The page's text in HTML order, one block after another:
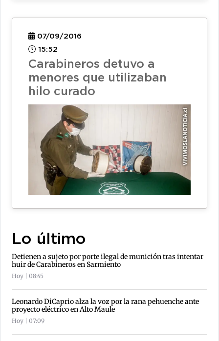
07/09/2016
15:52
Carabineros detuvo a
menores que utilizaban
hilo curado
Lo último
Detienen a sujeto por porte ilegal de munición tras intentar
huir de Carabineros en Sarmiento
Hoy | 08:45
Leonardo DiCaprio alza la voz por la rana pehuenche ante
proyecto eléctrico en Alto Maule
Hoy | 07:09